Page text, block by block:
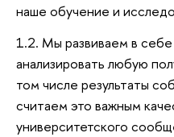
наше обучение и
1.2. Мы развиваем в
анализировать любую
том числе результаты
считаем это важным
университетского